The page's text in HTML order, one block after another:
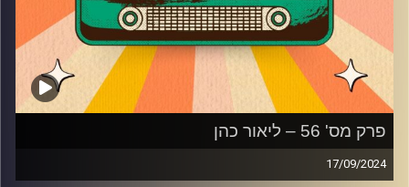
פרק מס' 56 – ליאור כהן
17/09/2024